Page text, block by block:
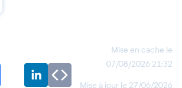
Mise en cache le
07/08/2026 21:32
Mise à jour le 27/06/2026